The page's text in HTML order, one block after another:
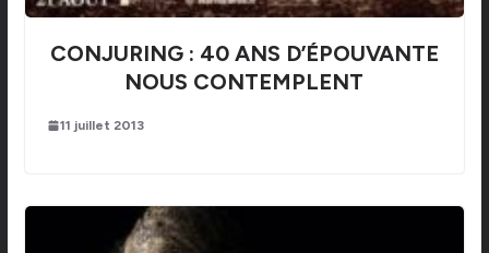
CONJURING : 40 ANS D’ÉPOUVANTE
NOUS CONTEMPLENT
11 juillet 2013